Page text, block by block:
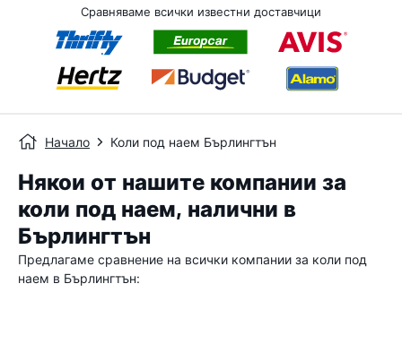
Сравняваме всички известни доставчици
Начало Коли под наем Бърлингтън
Някои от нашите компании за
коли под наем, налични в
Бърлингтън
Предлагаме сравнение на всички компании за коли под
наем в Бърлингтън: